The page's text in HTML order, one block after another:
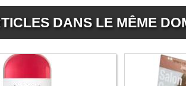
DANS LE MÊME